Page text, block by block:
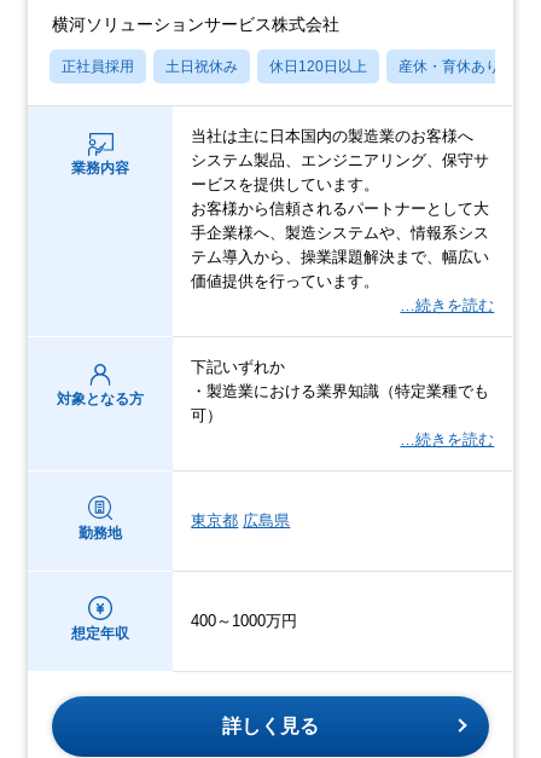
横河ソリューションサービス株式会社
正社員採用 土日祝休み 休日120日以上 産休・育休あり
業務内容
当社は主に日本国内の製造業のお客様へ
システム製品、エンジニアリング、保守サ
ービスを提供しています。
お客様から信頼されるパートナーとして大
手企業様へ、製造システムや、情報系シス
テム導入から、操業課題解決まで、幅広い
価値提供を行っています。
…続きを読む
対象となる方
下記いずれか
・製造業における業界知識（特定業種でも
可）
…続きを読む
勤務地
東京都 広島県
想定年収
400～1000万円
詳しく見る